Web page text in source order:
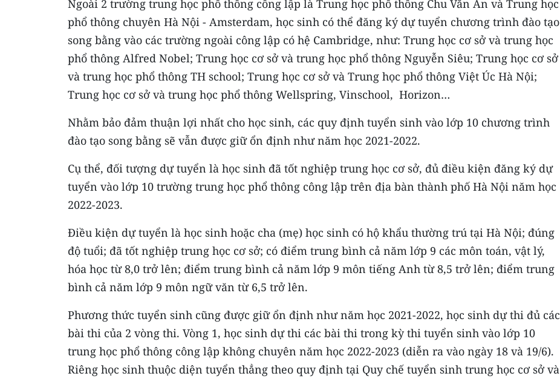
Ngoài 2 trường trung học phổ thông công lập là Trung học phổ thông Chu Văn An và Trung học
phổ thông chuyên Hà Nội - Amsterdam, học sinh có thể đăng ký dự tuyển chương trình đào tạo
song bằng vào các trường ngoài công lập có hệ Cambridge, như: Trung học cơ sở và trung học
phổ thông Alfred Nobel; Trung học cơ sở và trung học phổ thông Nguyễn Siêu; Trung học cơ sở
và trung học phổ thông TH school; Trung học cơ sở và Trung học phổ thông Việt Úc Hà Nội;
Trung học cơ sở và trung học phổ thông Wellspring, Vinschool, Horizon…
Nhằm bảo đảm thuận lợi nhất cho học sinh, các quy định tuyển sinh vào lớp 10 chương trình
đào tạo song bằng sẽ vẫn được giữ ổn định như năm học 2021-2022.
Cụ thể, đối tượng dự tuyển là học sinh đã tốt nghiệp trung học cơ sở, đủ điều kiện đăng ký dự
tuyển vào lớp 10 trường trung học phổ thông công lập trên địa bàn thành phố Hà Nội năm học
2022-2023.
Điều kiện dự tuyển là học sinh hoặc cha (mẹ) học sinh có hộ khẩu thường trú tại Hà Nội; đúng
độ tuổi; đã tốt nghiệp trung học cơ sở; có điểm trung bình cả năm lớp 9 các môn toán, vật lý,
hóa học từ 8,0 trở lên; điểm trung bình cả năm lớp 9 môn tiếng Anh từ 8,5 trở lên; điểm trung
bình cả năm lớp 9 môn ngữ văn từ 6,5 trở lên.
Phương thức tuyển sinh cũng được giữ ổn định như năm học 2021-2022, học sinh dự thi đủ các
bài thi của 2 vòng thi. Vòng 1, học sinh dự thi các bài thi trong kỳ thi tuyển sinh vào lớp 10
trung học phổ thông công lập không chuyên năm học 2022-2023 (diễn ra vào ngày 18 và 19/6).
Riêng học sinh thuộc diện tuyển thẳng theo quy định tại Quy chế tuyển sinh trung học cơ sở và